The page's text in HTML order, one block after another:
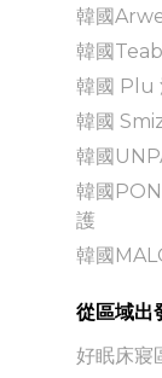
韓國
韓國
韓國 Plu
韓國
韓國
韓國
護
韓國
從區域出
好眠床寢